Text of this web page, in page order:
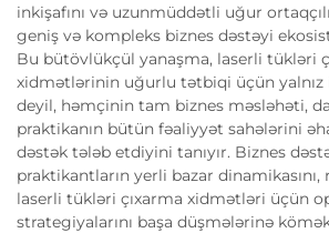
inkişafını və uzunmüddətli uğur
geniş və kompleks biznes dəstəyi
Bu bütövlükçül yanaşma, laserli tükləri
xidmətlərinin uğurlu tətbiqi üçün
deyil, həmçinin tam biznes məsləhəti,
praktikanın bütün fəaliyyət sahələrini
dəstək tələb etdiyini tanıyır. Biznes
praktikantların yerli bazar
laserli tükləri çıxarma xidmətləri üçün
strategiyalarını başa düşmələrinə